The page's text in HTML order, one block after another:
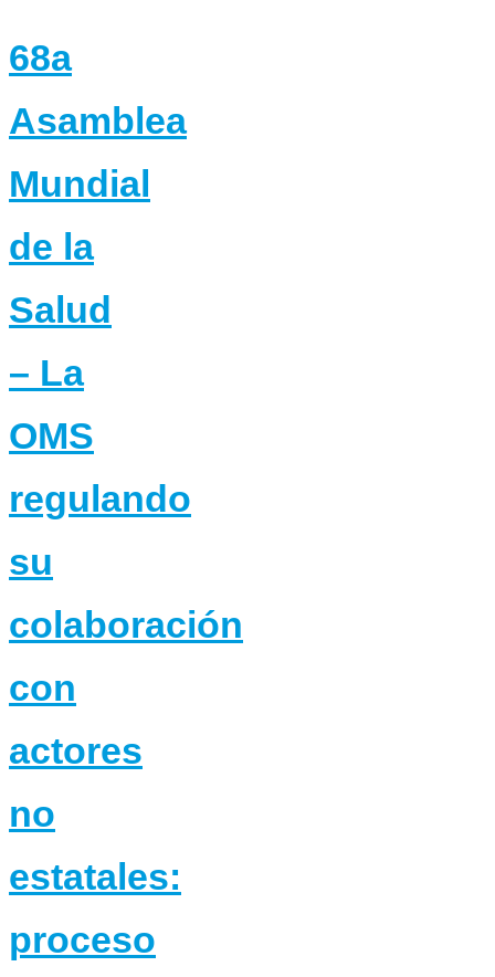
68a
Asamblea
Mundial
de la
Salud
– La
OMS
regulando
su
colaboración
con
actores
no
estatales:
proceso